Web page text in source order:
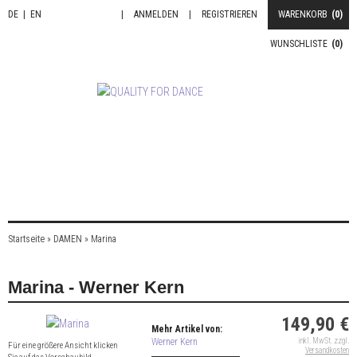
DE EN WARENKORB (0)
REGISTRIEREN
ANMELDEN
WUNSCHLISTE (0)
Startseite » DAMEN » Marina
Marina - Werner Kern
Für eine größere Ansicht klicken
Mehr Artikel von:
Werner Kern
149,90 €
inkl. MwSt. zzgl.
Versandkosten